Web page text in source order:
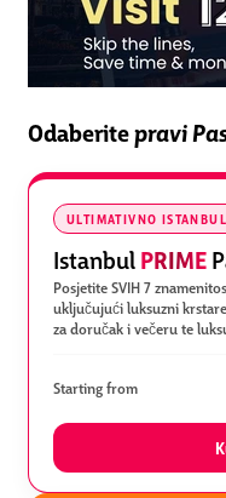
Odaberitepravi
ULTIMATIVNO
IstanbulPRIME
Posjetite SVIH 7
uključujući luksuzni
za doručak i večeru te
Starting from